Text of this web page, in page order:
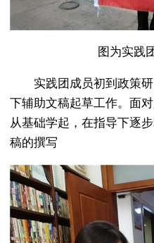
图为实践
实践团成员初到政策
下辅助文稿起草工作。面
从基础学起，在指导下逐
稿的撰写